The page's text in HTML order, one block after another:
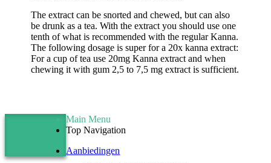
The extract can be snorted and chewed, but can also
be drunk as a tea. With the extract you should use one
tenth of what is recommended with the regular Kanna.
The following dosage is super for a 20x kanna extract:
For a cup of tea use 20mg Kanna extract and when
chewing it with gum 2,5 to 7,5 mg extract is sufficient.
Main Menu
Top Navigation
Aanbiedingen